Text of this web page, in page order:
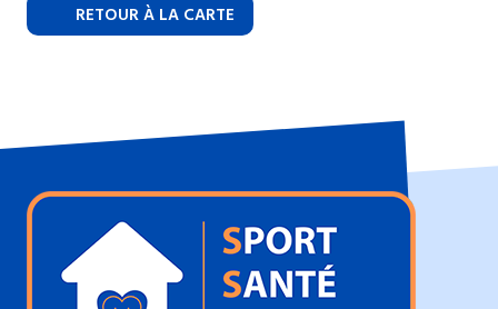
RETOUR À LA CARTE